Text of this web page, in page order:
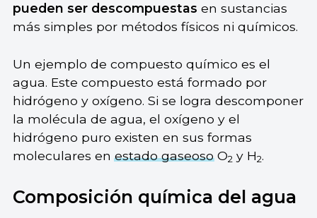
pueden ser descompuestas en sustancias
más simples por métodos físicos ni químicos.
Un ejemplo de compuesto químico es el
agua. Este compuesto está formado por
hidrógeno y oxígeno. Si se logra descomponer
la molécula de agua, el oxígeno y el
hidrógeno puro existen en sus formas
moleculares enestado gaseosoO2 y H2.
Composición química del agua